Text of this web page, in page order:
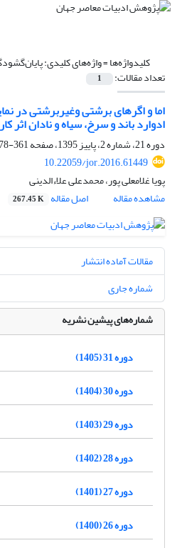
کلیدواژه‌ها =واژه‌های کلیدی:
تعداد مقالات: 1
اما و اگرهای برشتی وغیربرشتی در
ادوارد باند و سرخ، سیاه و نادان اثر
دوره 21، شماره 2، پاییز 1395، صفحه
361-378
10.22059/jor.2016.61449
پویا غلامعلی پور، محمدعلی علاءالدینی
مشاهده مقاله
اصل مقاله 267.45 K
مقالات آماده انتشار
شماره جاری
شماره‌های پیشین نشریه
دوره 31 (1405)
دوره 30 (1404)
دوره 29 (1403)
دوره 28 (1402)
دوره 27 (1401)
دوره 26 (1400)